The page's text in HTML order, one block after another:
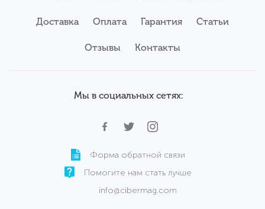
Серверы
Б/у ноутбуки Samsung
Доставка Оплата Гарантия Статьи
Отзывы Контакты
Мы в социальных сетях:
Форма обратной связи
Помогите нам стать лучше
info@cibermag.com